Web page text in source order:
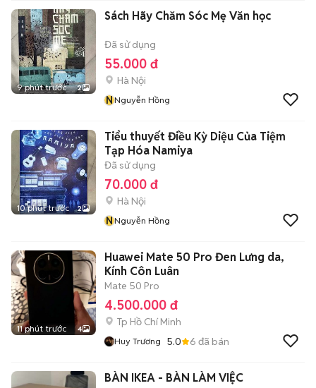
9 phút trước 2
Sách Hãy Chăm Sóc Mẹ Văn học
Đã sử dụng
55.000 đ
Hà Nội
NNguyễn Hồng
10 phút trước 2
Tiểu thuyết Điều Kỳ Diệu Của Tiệm
Tạp Hóa Namiya
Đã sử dụng
70.000 đ
Hà Nội
NNguyễn Hồng
11 phút trước 4
Huawei Mate 50 Pro Đen Lưng da,
Kính Côn Luân
Mate 50 Pro
4.500.000 đ
Tp Hồ Chí Minh
Huy Trương 5.0 6 đã bán
BÀN IKEA - BÀN LÀM VIỆC